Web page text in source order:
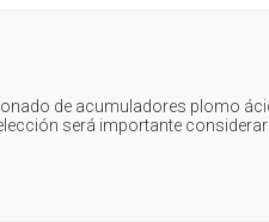
de acumuladores plomo
será importante considerar